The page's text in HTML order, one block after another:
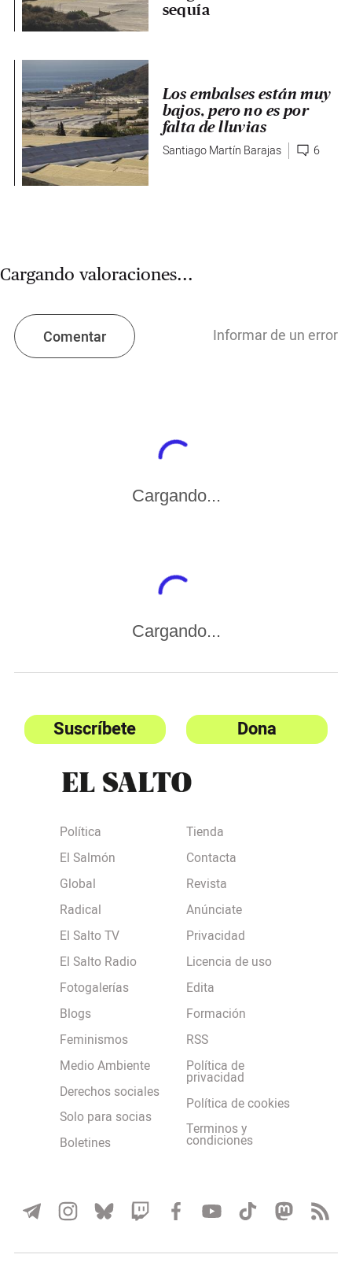
sequía
Los embalses están muy
bajos, pero no es por
falta de lluvias
Santiago Martín Barajas 6
Cargando valoraciones...
Comentar Informar de un error
Cargando...
Cargando...
Suscríbete Dona
Política
El Salmón
Global
Radical
El Salto TV
El Salto Radio
Fotogalerías
Blogs
Feminismos
Medio Ambiente
Derechos sociales
Solo para socias
Boletines
Tienda
Contacta
Revista
Anúnciate
Privacidad
Licencia de uso
Edita
Formación
RSS
Política de
privacidad
Política de cookies
Terminos y
condiciones